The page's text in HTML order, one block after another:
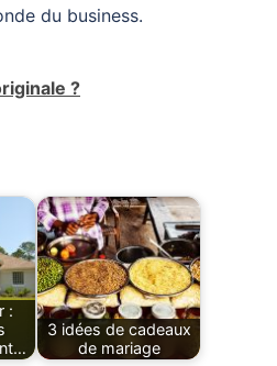
du business.
?
:
3 idées de cadeaux
de mariage